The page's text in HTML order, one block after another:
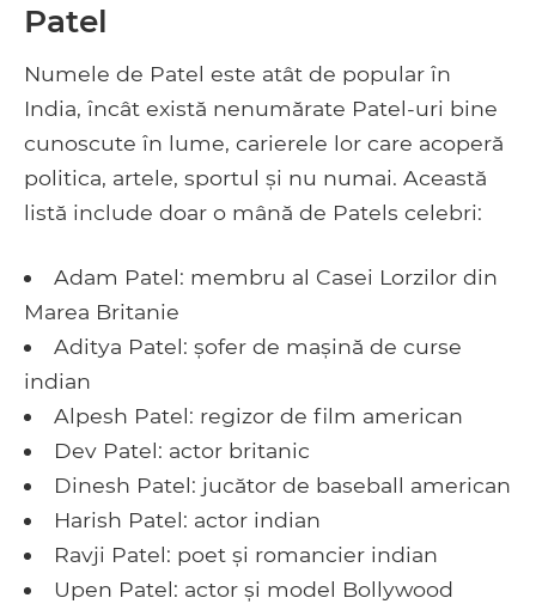
Patel
Numele de Patel este atât de popular în
India, încât există nenumărate Patel-uri bine
cunoscute în lume, carierele lor care acoperă
politica, artele, sportul și nu numai. Această
listă include doar o mână de Patels celebri:
Adam Patel: membru al Casei Lorzilor din
Marea Britanie
Aditya Patel: șofer de mașină de curse
indian
Alpesh Patel: regizor de film american
Dev Patel: actor britanic
Dinesh Patel: jucător de baseball american
Harish Patel: actor indian
Ravji Patel: poet și romancier indian
Upen Patel: actor și model Bollywood